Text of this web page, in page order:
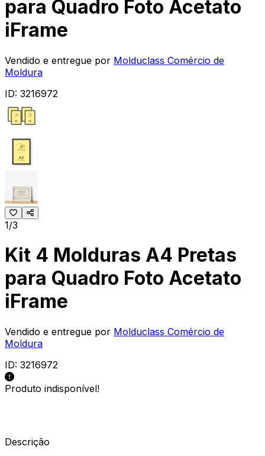
para Quadro Foto Acetato
iFrame
Vendido e entregue por Molduclass Comércio de
Moldura
ID: 3216972
1/3
Kit 4 Molduras A4 Pretas
para Quadro Foto Acetato
iFrame
Vendido e entregue por Molduclass Comércio de
Moldura
ID: 3216972
Produto indisponível!
Descrição